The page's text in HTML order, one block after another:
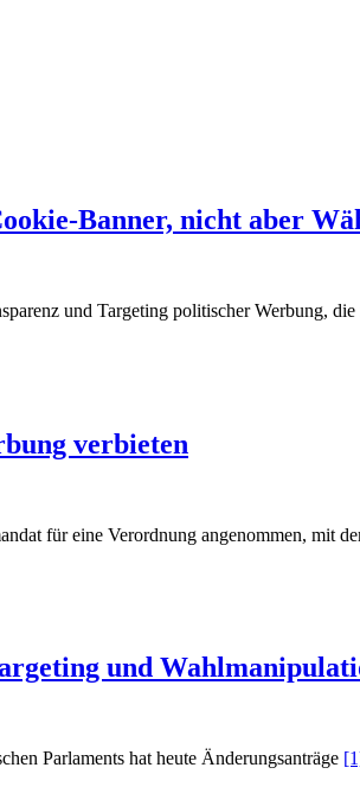
Banner, nicht aber
und Targeting politischer Werbung,
verbieten
für eine Verordnung angenommen, mit
und
Parlaments hat heute Änderungsanträge